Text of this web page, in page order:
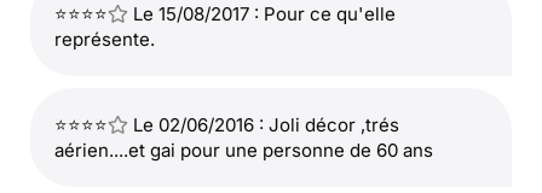
⭐⭐⭐⭐
Le 15/08/2017 : Pour ce qu'elle
représente.
⭐⭐⭐⭐
Le 02/06/2016 : Joli décor ,trés
aérien....et gai pour une personne de 60 ans